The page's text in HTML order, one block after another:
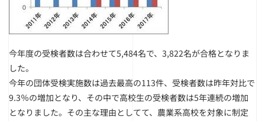
今年度の受検者数は合わせて5,484名で、3,822名が合格となりま
した。
今年の団体受検実施数は過去最高の113件、受検者数は昨年対比で
9.3％の増加となり、その中で高校生の受検者数は5年連続の増加
となりました。その主な理由としてて、農業系高校を対象に制定